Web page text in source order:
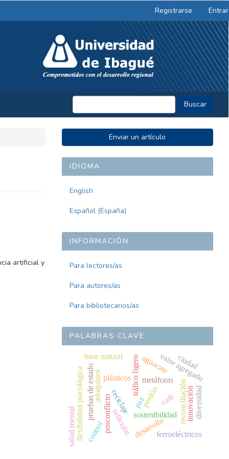
Registrarse Entrar
Buscar
artificial y
ENVIAR
UN
ARTÍCULO
Enviar un artículo
IDIOMA
English
Español (España)
INFORMACIÓN
Para lectores/as
Para autores/as
Para bibliotecarios/as
PALABRAS CLAVE
adoquines reciclaje
plásticostráfico ligero
paz
posconflicto café
sostenibilidad
desarrollo
perdón reconciliación
reflexión
valor agregado
pruebas de estado metáforas
flexibilidad psicológica
salud mental ferroeléctricos
base natural
innovación
aguacate
diversidad
ciudad
control